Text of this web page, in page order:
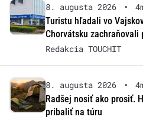
8. augusta 2026 •
Turistu hľadali vo
Chorvátsku
Redakcia TOUCHIT
8. augusta 2026 •
Radšej nosiť ako prosiť.
pribaliť na túru